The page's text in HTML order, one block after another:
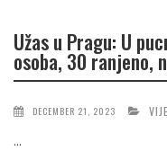
Užas u Pragu: U
osoba, 30 ranjeno,
DECEMBER 21, 2023
...